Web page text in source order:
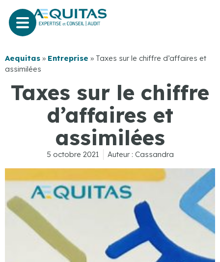
Aequitas » Entreprise » Taxes sur le chiffre d’affaires et
assimilées
Taxes sur le chiffre
d’affaires et
assimilées
5 octobre 2021 Auteur : Cassandra